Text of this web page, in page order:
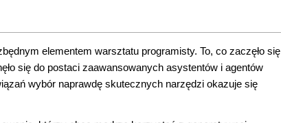
elementem warsztatu programisty. To, co zaczęło się
się do postaci zaawansowanych asystentów i agentów
wybór naprawdę skutecznych narzędzi okazuje się